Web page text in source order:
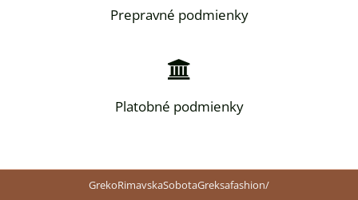
Prepravné podmienky
Platobné podmienky
GrekoRimavskaSobotaGreksafashion/